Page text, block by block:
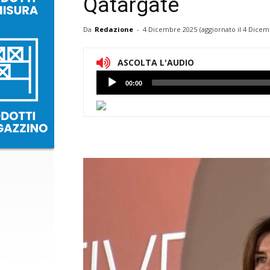
Qatargate
Da Redazione - 4 Dicembre 2025 (aggiornato il 4
ASCOLTA L'AUDIO
Lettore
Audio
00:00